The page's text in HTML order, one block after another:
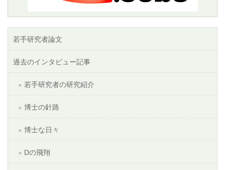
若手研究者論文
過去のインタビュー記事
若手研究者の研究紹介
博士の針路
博士な日々
Dの飛翔